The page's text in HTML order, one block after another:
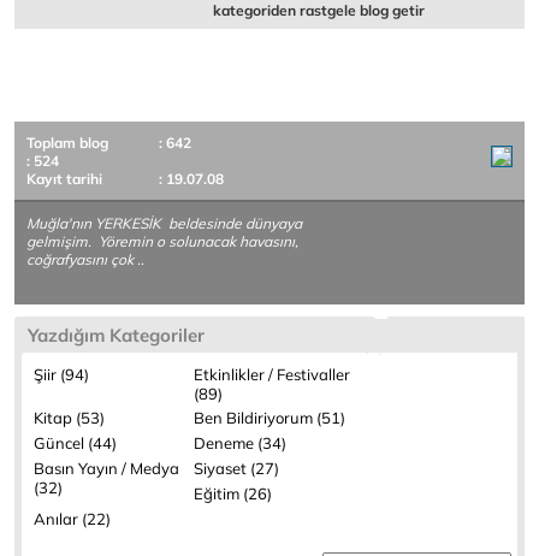
kategoriden rastgele blog getir
Toplam blog
: 642
: 524
Kayıt tarihi
: 19.07.08
Muğla'nın YERKESİK beldesinde dünyaya
gelmişim. Yöremin o solunacak havasını,
coğrafyasını çok ..
Yazdığım Kategoriler
Şiir (94) Etkinlikler / Festivaller
(89)
Kitap (53)
Ben Bildiriyorum (51)
Güncel (44)
Deneme (34)
Basın Yayın / Medya
(32)
Siyaset (27)
Eğitim (26)
Anılar (22)